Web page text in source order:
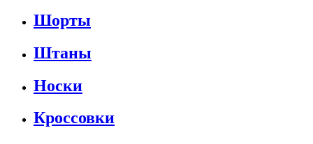
Шорты
Штаны
Носки
Кроссовки